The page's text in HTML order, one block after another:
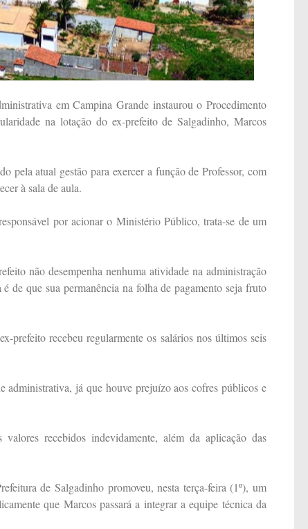
em Campina Grande instaurou o Procedimento
na lotação do ex-prefeito de Salgadinho, Marcos
pela atual gestão para exercer a função de Professor, com
à sala de aula.
por acionar o Ministério Público, trata-se de um
não desempenha nenhuma atividade na administração
de que sua permanência na folha de pagamento seja fruto
prefeito recebeu regularmente os salários nos últimos seis
administrativa, já que houve prejuízo aos cofres públicos e
recebidos indevidamente, além da aplicação das
de Salgadinho promoveu, nesta terça-feira (1º), um
que Marcos passará a integrar a equipe técnica da